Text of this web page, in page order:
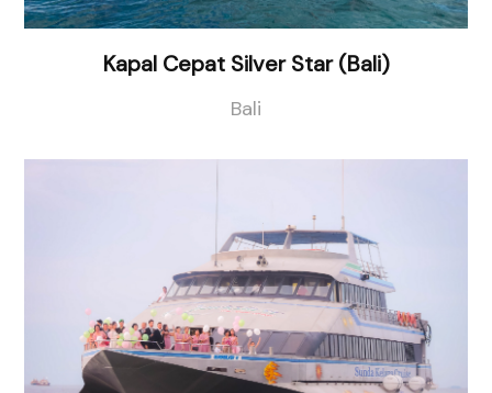
Kapal Cepat Silver Star (Bali)
Bali